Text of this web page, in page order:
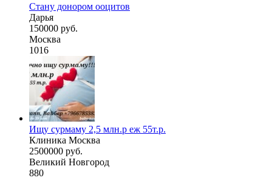
Стану донором ооцитов
Дарья
150000 руб.
Москва
1016
Ищу сурмаму 2,5 млн.р еж 55т.р.
Клиника Москва
2500000 руб.
Великий Новгород
880